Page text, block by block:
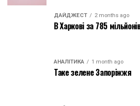
ДАЙДЖЕСТ 2 months ago
В Харкові за 785
АНАЛІТИКА 1 month ago
Таке зелене Запоріжжя